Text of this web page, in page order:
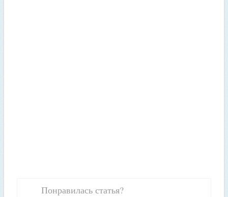
Понравилась статья?